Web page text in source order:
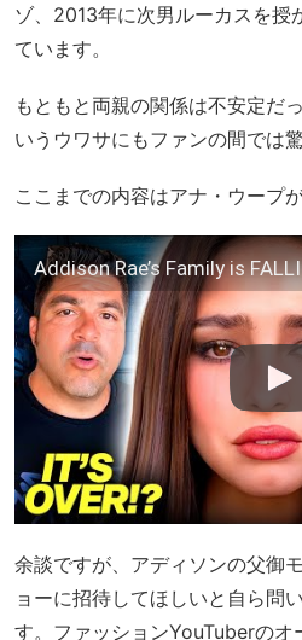
ゾ、2013年に次男ルーカスを授
ています。
もともと両親の関係は不安定だ
いうウワサにもファンの間では
ここまでの内容はアナ・ウープ
Addison Rae’s Family is
余談ですが、アディソンの父御
ョーに招待してほしいと自ら問
す。ファッションYouTuberのオ